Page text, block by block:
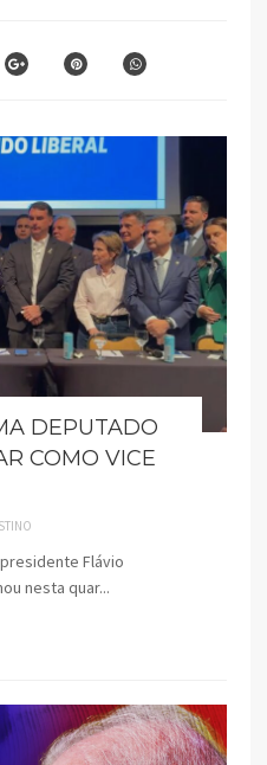
DEPUTADO
COMO VICE
Flávio
nesta quar...